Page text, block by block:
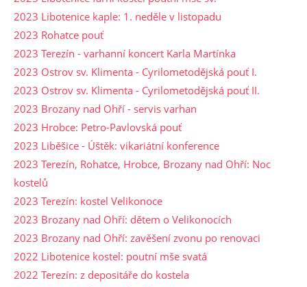
2023 Libotenice kaple: 1. neděle v listopadu
2023 Rohatce pouť
2023 Terezín - varhanní koncert Karla Martínka
2023 Ostrov sv. Klimenta - Cyrilometodějská pouť I.
2023 Ostrov sv. Klimenta - Cyrilometodějská pouť II.
2023 Brozany nad Ohří - servis varhan
2023 Hrobce: Petro-Pavlovská pouť
2023 Liběšice - Úštěk: vikariátní konference
2023 Terezín, Rohatce, Hrobce, Brozany nad Ohří: Noc
kostelů
2023 Terezín: kostel Velikonoce
2023 Brozany nad Ohří: dětem o Velikonocích
2023 Brozany nad Ohří: zavěšení zvonu po renovaci
2022 Libotenice kostel: poutní mše svatá
2022 Terezín: z depositáře do kostela